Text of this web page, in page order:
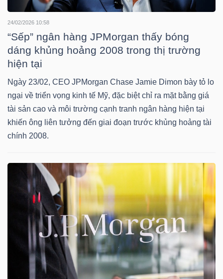
24/02/2026 10:58
“Sếp” ngân hàng JPMorgan thấy bóng
dáng khủng hoảng 2008 trong thị trường
hiện tại
Ngày 23/02, CEO JPMorgan Chase Jamie Dimon bày tỏ lo
ngại về triển vọng kinh tế Mỹ, đặc biệt chỉ ra mặt bằng giá
tài sản cao và môi trường cạnh tranh ngân hàng hiện tại
khiến ông liên tưởng đến giai đoạn trước khủng hoảng tài
chính 2008.
THÔNG
DỊCH
VỤ
TRUYỀN
THÔNG
TIỆN
ÍCH
BẤT